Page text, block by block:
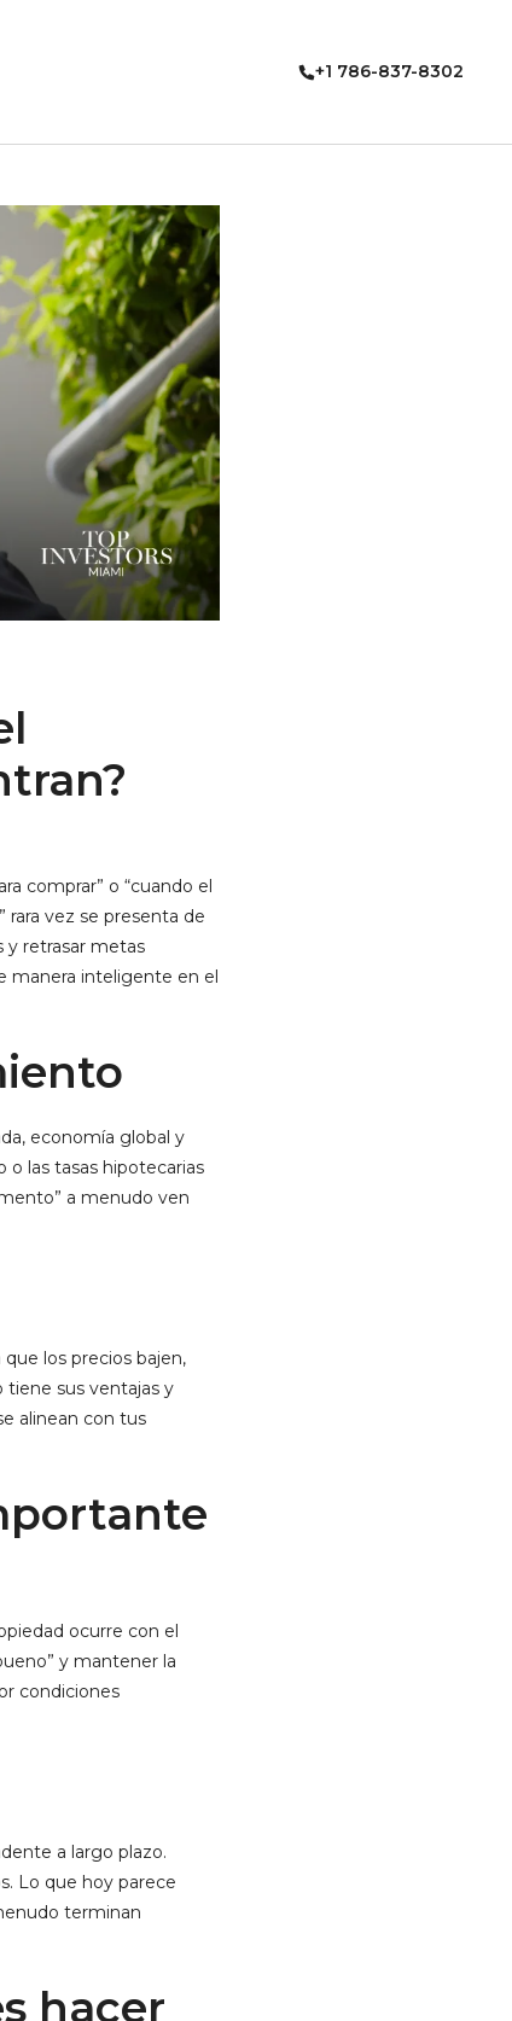
+1 786-837-8302
comprar” o “cuando el
vez se presenta de
y retrasar metas
manera inteligente en el
economía global y
las tasas hipotecarias
a menudo ven
los precios bajen,
tiene sus ventajas y
alinean con tus
ocurre con el
y mantener la
condiciones
a largo plazo.
Lo que hoy parece
terminan
hacer